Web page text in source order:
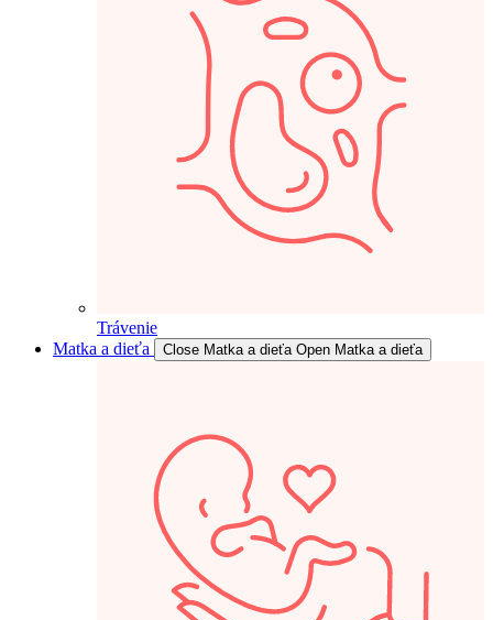
Trávenie
Matka a dieťa
Close Matka a dieťa Open Matka a dieťa